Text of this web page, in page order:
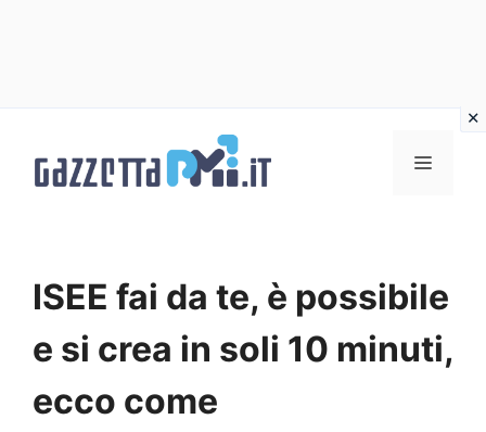
Menu
ISEE fai da te, è possibile
e si crea in soli 10 minuti,
ecco come